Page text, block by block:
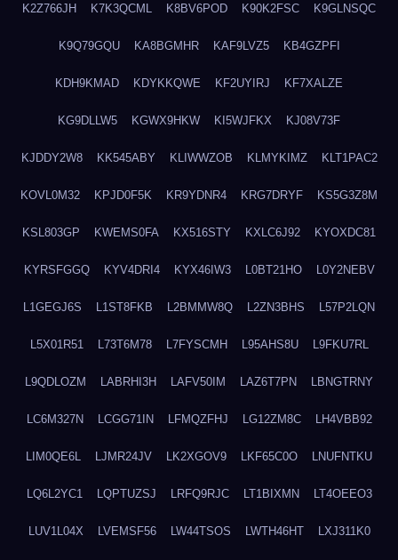
K2Z766JH K7K3QCML K8BV6POD K90K2FSC K9GLNSQC
K9Q79GQU KA8BGMHR KAF9LVZ5 KB4GZPFI
KDH9KMAD KDYKKQWE KF2UYIRJ KF7XALZE
KG9DLLW5 KGWX9HKW KI5WJFKX KJ08V73F
KJDDY2W8 KK545ABY KLIWWZOB KLMYKIMZ KLT1PAC2
KOVL0M32 KPJD0F5K KR9YDNR4 KRG7DRYF KS5G3Z8M
KSL803GP KWEMS0FA KX516STY KXLC6J92 KYOXDC81
KYRSFGGQ KYV4DRI4 KYX46IW3 L0BT21HO L0Y2NEBV
L1GEGJ6S L1ST8FKB L2BMMW8Q L2ZN3BHS L57P2LQN
L5X01R51 L73T6M78 L7FYSCMH L95AHS8U L9FKU7RL
L9QDLOZM LABRHI3H LAFV50IM LAZ6T7PN LBNGTRNY
LC6M327N LCGG71IN LFMQZFHJ LG12ZM8C LH4VBB92
LIM0QE6L LJMR24JV LK2XGOV9 LKF65C0O LNUFNTKU
LQ6L2YC1 LQPTUZSJ LRFQ9RJC LT1BIXMN LT4OEEO3
LUV1L04X LVEMSF56 LW44TSOS LWTH46HT LXJ311K0